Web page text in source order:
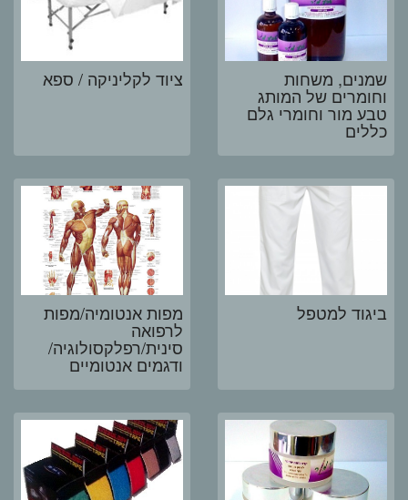
שמנים, משחות
וחומרים של המותג
טבע מור וחומרי גלם
כללים
ציוד לקליניקה / ספא
ביגוד למטפל מפות אנטומיה/מפות
לרפואה
סינית/רפלקסולוגיה/
ודגמים אנטומיים